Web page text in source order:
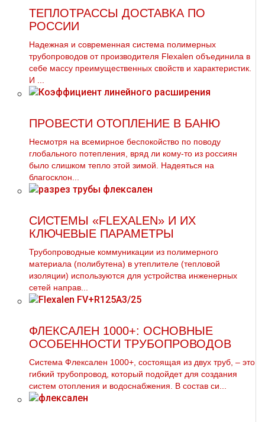
ТЕПЛОТРАССЫ ДОСТАВКА ПО
РОССИИ
Надежная и современная система полимерных
тpубопроводов от производителя Flехalеn объединила в
себе массу преимущественных свойств и характеристик.
И ...
ПРОВЕСТИ ОТОПЛЕНИЕ В БАНЮ
Несмотря на всемирное беспокойство по поводу
глобального потепления, вряд ли кому-то из россиян
было слишком тепло этой зимой. Надеяться на
благосклон...
СИСТЕМЫ «FLEXALEN» И ИХ
КЛЮЧЕВЫЕ ПАРАМЕТРЫ
Трубопроводные коммуникации из полимерного
материала (полибутена) в утеплителе (тепловой
изоляции) используются для устройства инженерных
сетей направ...
ФЛЕКСАЛЕН 1000+: ОСНОВНЫЕ
ОСОБЕННОСТИ ТРУБОПРОВОДОВ
Система Флексален 1000+, состоящая из двух труб, – это
гибкий трубопровод, который подойдет для создания
систем отопления и водоснабжения. В состав си...